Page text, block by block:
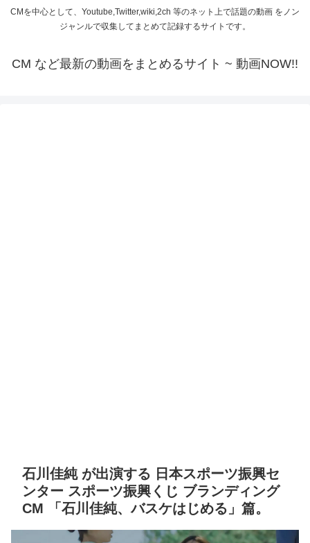
CMを中心として、Youtube,Twitter,wiki,2ch 等のネット上で話題の動画 をノン
ジャンルで収集してまとめて記録するサイトです。
CM など最新の動画をまとめるサイト ~ 動画NOW!!
石川佳純 が出演する 日本スポーツ振興セ
ンター スポーツ振興くじ ブランディング
CM 「石川佳純、バスケはじめる」篇。